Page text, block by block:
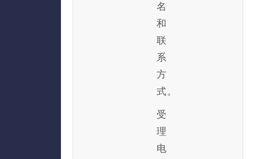
名
和
联
系
方
式。
受
理
电